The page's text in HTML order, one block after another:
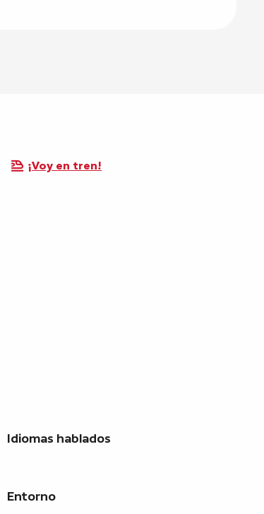
¡Voy en tren!
Idiomas hablados
Idiomas hablados
Entorno
Entorno